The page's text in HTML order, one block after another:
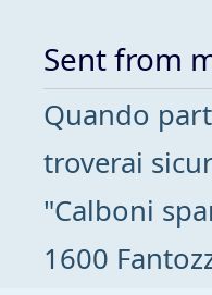
Sent from
Quando
troverai
"Calboni
1600